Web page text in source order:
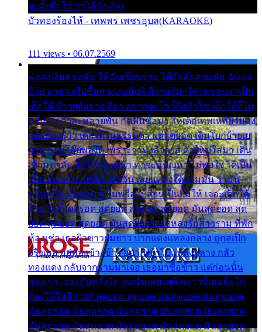
จะตั้งชื่อให้ ว่าไอ้บังเอิญ
บัวทองร้องไห้ - เทพพร เพชรอุบล(KARAOKE)
111 views • 06.07.2569
พ่อส่งเงินสามพัน ให้ฉันเรียนราม ได้อีกสักสามพัน ฉันคง
บ๊าย บาย จะไปซื้อกางเกงยีนส์ ลีวายส์มาใส่ เพราะเราเป็น
เด็กใต้ ลีวายส์อย่างเดียว อยากจะโชว์ถึงหิวโซ เด็กใต้ก็ไม่
หวั่น ตกตัวละหลายพัน กัดฟันซื้อมา ให้เด็กเทพเหลียวมอง
และต้องรู้ว่า เด็กใต้ไม่ธรรมดา แต่สุดยอด เดินโยกย้ายเย
ยวน กวนโอ๊ยพอได้ เพราะว่านุ่งลีวายส์ ตัวใหม่ใส่มา เดิน
เข้ามหาลัย จิ๊กโก๊มองหน้า ท่าจะมีปัญหา ไม่พอใจ ได้เป็น
เรื่องแน่นอน แต่ฉันไม่หวั่น เลยแหลงใต้ถามมัน ว่ามัน
พรั่นพรือ มันตอบว่าไม่พรื่อ เปลี่ยนเป็นยิ้มให้ เจอะเด็กใต้
ด้วยกัน ก็เลยรอด สุดยอด สุดยอด สุดยอด มันสุดยอด สุด
ยอด สุดยอด สุดยอด มันสุดยอด แอบหลงรักสาวราม ที่พัก
ห้องเช่า เธอผิวขาวผมยาว ปากแดงแหลงกลาง ถูกสเป็ก
จริงเธอ อยู่ห้องข้างข้าง อยากเข้าไปแหลงกลาง กลัว
ทองแดง กลับจากรามมาเจอ เธอมาซื้อข้าว แต่ก่อนนั้น
สองเรา เจอะกันครั้งใด เธอไม่เคยไยดี คราวนี้เธอยิ้มให้
ต้องให้ใส่ลีวายส์ สุดยอด สุดยอด มันสุดยอด มันสุดยอด
มันสุดยอด มันสุดยอด มันสุดยอด มันสุดยอด มันสุดยอด
มันสุดยอด มันสุดยอด มันสุดยอด มันสุดยอด มันสุดยอด